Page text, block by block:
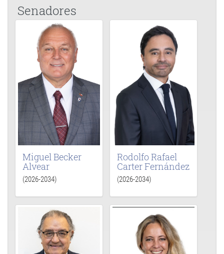
Senadores
Miguel Becker
Alvear
(2026-2034)
Rodolfo Rafael
Carter Fernández
(2026-2034)